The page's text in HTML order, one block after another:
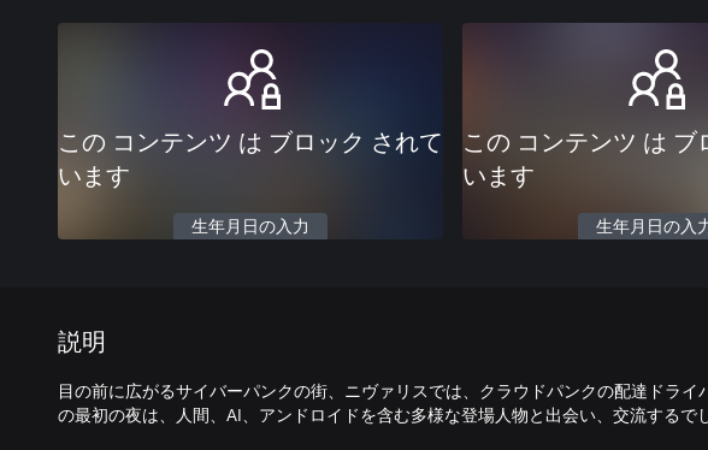
この コンテンツ は ブロック されて
います
生年月日の入力
この コンテンツ は ブ
います
生年月日の入
説明
目の前に広がるサイバーパンクの街、ニヴァリスでは、クラウドパンクの配達ドライ
の最初の夜は、人間、AI、アンドロイドを含む多様な登場人物と出会い、交流するで